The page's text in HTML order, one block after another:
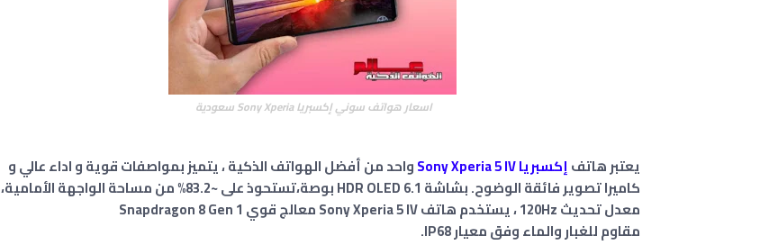
اسعار هواتف سوني إكسبريا Sony Xperia سعودية
يعتبر هاتفإكسبريا Sony Xperia 5 IV
واحد من أفضل الهواتف الذكية ، يتميز بمواصفات قوية و اداء عالي و
كاميرا تصوير فائقة الوضوح.
بشاشة HDR OLED 6.1 بوصة،تستحوذ على ~83.2% من مساحة الواجهة الأمامية،
معدل تحديث 120Hz ، يستخدم هاتف Sony Xperia 5 IV معالج قوي Snapdragon 8 Gen 1
مقاوم للغبار والماء وفق معيار IP68.